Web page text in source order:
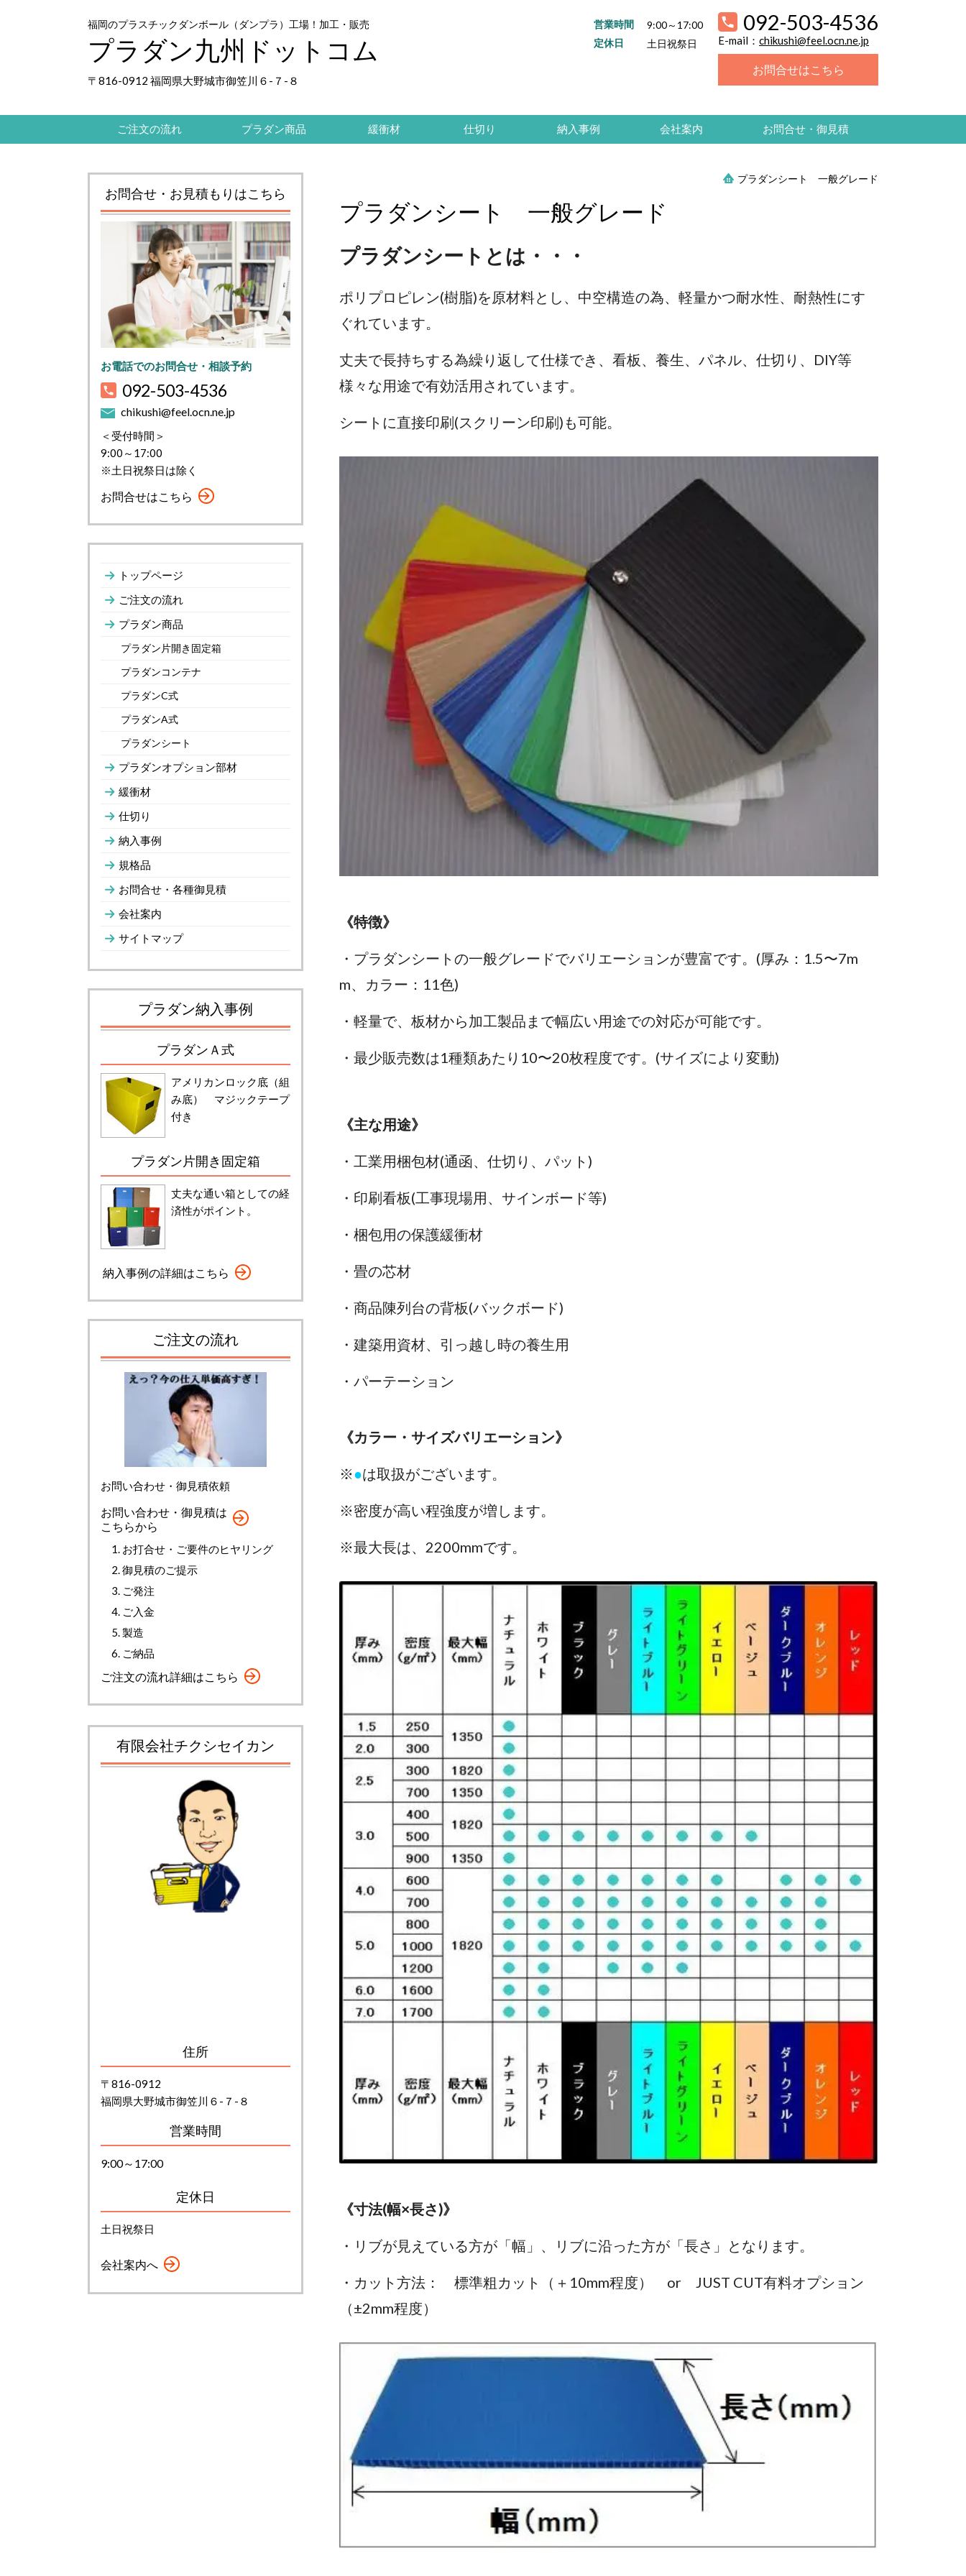
福岡のプラスチックダンボール（ダンプラ）工場！加工・販売
プラダン九州ドットコム
〒816-0912 福岡県大野城市御笠川６-７-８
営業時間
9:00～17:00
定休日
土日祝祭日
092-503-4536
E-mail： chikushi@feel.ocn.ne.jp
お問合せはこちら
ご注文の流れ プラダン商品 緩衝材 仕切り 納入事例 会社案内 お問合せ・御見積
プラダンシート 一般グレード
プラダンシート 一般グレード
プラダンシートとは・・・
ポリプロピレン(樹脂)を原材料とし、中空構造の為、軽量かつ耐水性、耐熱性にす
ぐれています。
丈夫で長持ちする為繰り返して仕様でき、看板、養生、パネル、仕切り、DIY等
様々な用途で有効活用されています。
シートに直接印刷(スクリーン印刷)も可能。
《特徴》
・プラダンシートの一般グレードでバリエーションが豊富です。(厚み：1.5〜7m
m、カラー：11色)
・軽量で、板材から加工製品まで幅広い用途での対応が可能です。
・最少販売数は1種類あたり10〜20枚程度です。(サイズにより変動)
《主な用途》
・工業用梱包材(通函、仕切り、パット)
・印刷看板(工事現場用、サインボード等)
・梱包用の保護緩衝材
・畳の芯材
・商品陳列台の背板(バックボード)
・建築用資材、引っ越し時の養生用
・パーテーション
《カラー・サイズバリエーション》
※●は取扱がございます。
※密度が高い程強度が増します。
※最大長は、2200mmです。
《寸法(幅×長さ)》
・リブが見えている方が「幅」、リブに沿った方が「長さ」となります。
・カット方法： 標準粗カット（＋10mm程度） or JUST CUT有料オプション
（±2mm程度）
お問合せ・お見積もりはこちら
お電話でのお問合せ・相談予約
092-503-4536
chikushi@feel.ocn.ne.jp
＜受付時間＞
9:00～17:00
※土日祝祭日は除く
お問合せはこちら
トップページ
ご注文の流れ
プラダン商品
プラダン片開き固定箱
プラダンコンテナ
プラダンC式
プラダンA式
プラダンシート
プラダンオプション部材
緩衝材
仕切り
納入事例
規格品
お問合せ・各種御見積
会社案内
サイトマップ
プラダン納入事例
プラダンＡ式
アメリカンロック底（組
み底） マジックテープ
付き
プラダン片開き固定箱
丈夫な通い箱としての経
済性がポイント。
納入事例の詳細はこちら
ご注文の流れ
お問い合わせ・御見積依頼
お問い合わせ・御見積は
こちらから
お打合せ・ご要件のヒヤリング
御見積のご提示
ご発注
ご入金
製造
ご納品
ご注文の流れ詳細はこちら
有限会社チクシセイカン
住所
〒816-0912
福岡県大野城市御笠川６-７-８
営業時間
9:00～17:00
定休日
土日祝祭日
会社案内へ